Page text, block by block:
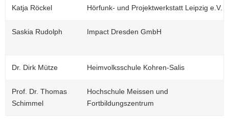
Katja Röckel Hörfunk- und Projektwerkstatt Leipzig e.V.
Saskia Rudolph Impact Dresden GmbH
Dr. Dirk Mütze Heimvolksschule Kohren-Salis
Prof. Dr. Thomas
Schimmel
Hochschule Meissen und
Fortbildungszentrum